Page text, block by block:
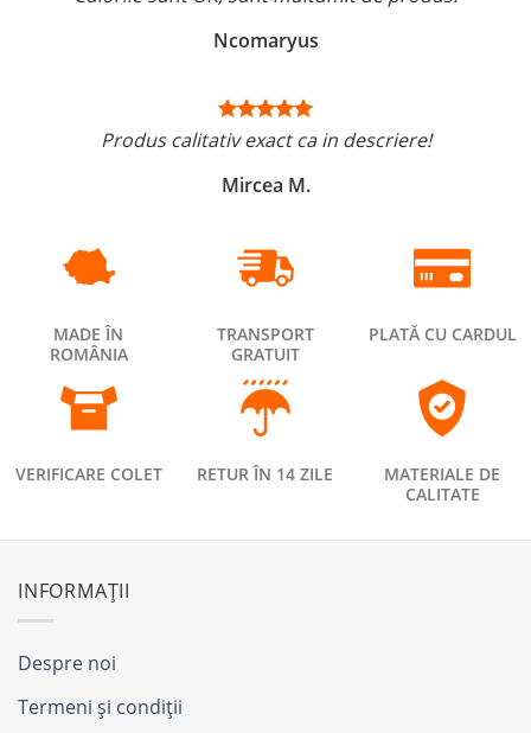
Ncomaryus
Produs calitativ exact ca in descriere!
Mircea M.
MADE ÎN
ROMÂNIA
TRANSPORT
GRATUIT
PLATĂ CU CARDUL
VERIFICARE COLET RETUR ÎN 14 ZILE
MATERIALE DE
CALITATE
INFORMAȚII
Despre noi
Termeni și condiții